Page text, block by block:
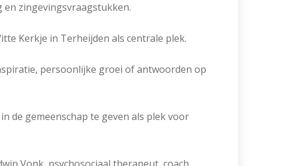
zingevingsvraagstukken.
Kerkje in Terheijden als centrale plek.
persoonlijke groei of antwoorden op
de gemeenschap te geven als plek voor